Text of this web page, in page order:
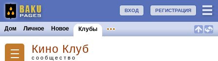
РЕГИСТРАЦИЯ
ВХОД
Дом Личное Новое Клубы
Кино Клуб
сообщество